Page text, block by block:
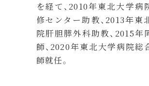
を経て、2010年東北大学病
修センター助教、2013年東
院肝胆膵外科助教、2015年
師、2020年東北大学病院総
師就任。